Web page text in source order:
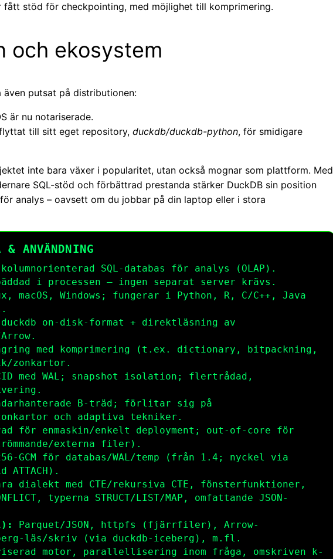
fått stöd för checkpointing, med möjlighet till komprimering.
och ekosystem
även putsat på distributionen:
är nu notariserade.
till sitt eget repository, duckdb/duckdb-python, för smidigare
inte bara växer i popularitet, utan också mognar som plattform. Med
SQL-stöd och förbättrad prestanda stärker DuckDB sin position
analys – oavsett om du jobbar på din laptop eller i stora
& ANVÄNDNING
SQL-databas för analys (OLAP).
i processen – ingen separat server krävs.
macOS, Windows; fungerar i Python, R, C/C++, Java
on-disk-format + direktläsning av
med komprimering (t.ex. dictionary, bitpackning,
zonkartor.
med WAL; snapshot isolation; flertrådad,
B-träd; förlitar sig på
och adaptiva tekniker.
för enmaskin/enkelt deployment; out-of-core för
externa filer).
GCM för databas/WAL/temp (från 1.4; nyckel via
ATTACH ).
dialekt med CTE/rekursiva CTE, fönsterfunktioner,
, typerna STRUCT/ LIST/MAP , omfattande JSON -
Parquet/JSON, httpfs
(fjärrfiler), Arrow-
läs/skriv (via duckdb-iceberg ), m.fl.
motor, parallellisering inom fråga, omskriven k-